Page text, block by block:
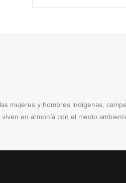
mujeres y hombres indígenas,
en armonía con el medio